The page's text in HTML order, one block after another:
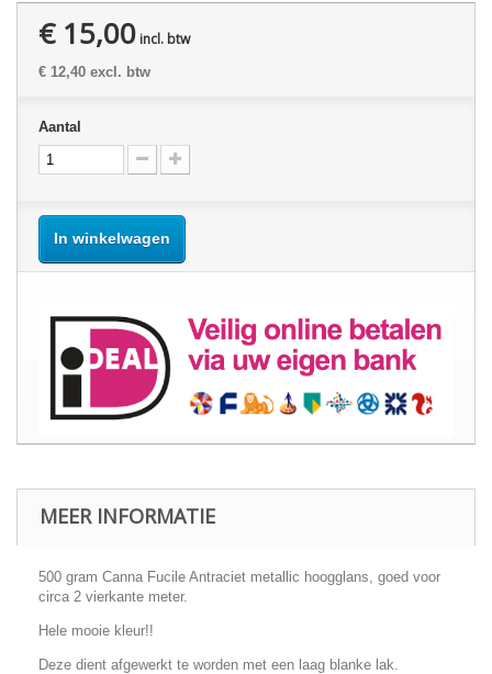
€ 15,00 incl. btw
€ 12,40 excl. btw
Aantal
In winkelwagen
MEER INFORMATIE
500 gram Canna Fucile Antraciet metallic hoogglans, goed voor
circa 2 vierkante meter.
Hele mooie kleur!!
Deze dient afgewerkt te worden met een laag blanke lak.